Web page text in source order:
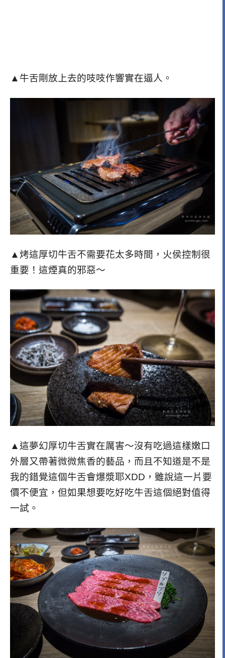
▲牛舌剛放上去的吱吱作響實在逼人。
▲烤這厚切牛舌不需要花太多時間，火侯控制很
重要！這煙真的邪惡～
▲這夢幻厚切牛舌實在厲害～沒有吃過這樣嫩口
外層又帶著微微焦香的藝品，而且不知道是不是
我的錯覺這個牛舌會爆漿耶XDD，雖說這一片要
價不便宜，但如果想要吃好吃牛舌這個絕對值得
一試。